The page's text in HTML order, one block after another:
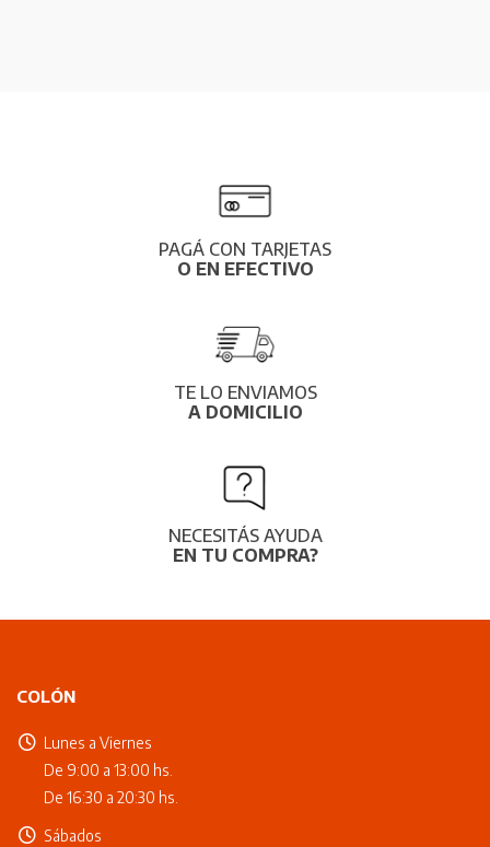
PAGÁ CON TARJETAS
O EN EFECTIVO
TE LO ENVIAMOS
A DOMICILIO
NECESITÁS AYUDA
EN TU COMPRA?
COLÓN
Lunes a Viernes
De 9:00 a 13:00 hs.
De 16:30 a 20:30 hs.
Sábados